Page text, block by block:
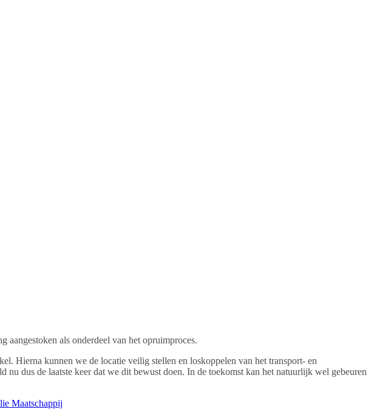
als onderdeel van het opruimproces.
Hierna kunnen we de locatie veilig stellen en loskoppelen van het transport- en
dus de laatste keer dat we dit bewust doen. In de toekomst kan het natuurlijk wel gebeuren
Maatschappij